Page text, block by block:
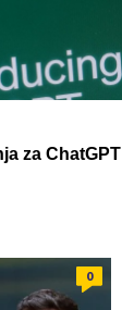
za ChatGPT
0